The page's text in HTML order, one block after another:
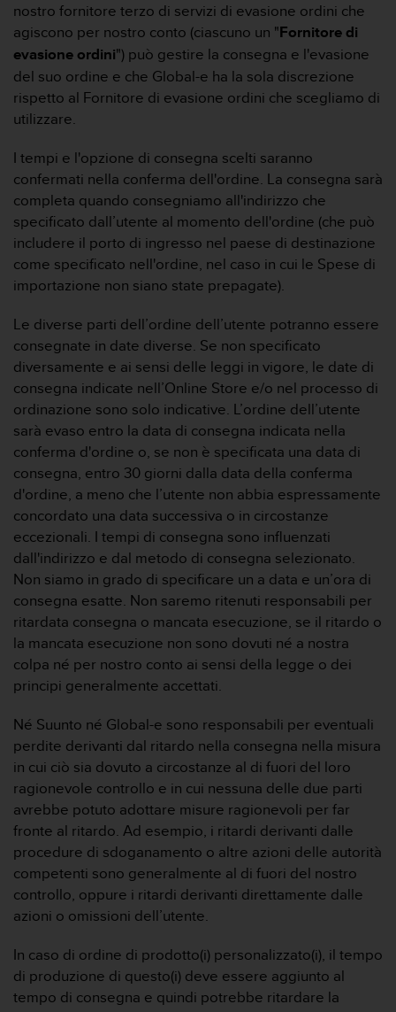
nostro fornitore terzo di servizi di evasione ordini che
agiscono per nostro conto (ciascuno un "Fornitore di
evasione ordini") può gestire la consegna e l'evasione
del suo ordine e che Global-e ha la sola discrezione
rispetto al Fornitore di evasione ordini che scegliamo di
utilizzare.
I tempi e l'opzione di consegna scelti saranno
confermati nella conferma dell'ordine. La consegna sarà
completa quando consegniamo all'indirizzo che
specificato dall’utente al momento dell'ordine (che può
includere il porto di ingresso nel paese di destinazione
come specificato nell'ordine, nel caso in cui le Spese di
importazione non siano state prepagate).
Le diverse parti dell’ordine dell’utente potranno essere
consegnate in date diverse. Se non specificato
diversamente e ai sensi delle leggi in vigore, le date di
consegna indicate nell’Online Store e/o nel processo di
ordinazione sono solo indicative. L’ordine dell’utente
sarà evaso entro la data di consegna indicata nella
conferma d'ordine o, se non è specificata una data di
consegna, entro 30 giorni dalla data della conferma
d'ordine, a meno che l’utente non abbia espressamente
concordato una data successiva o in circostanze
eccezionali. I tempi di consegna sono influenzati
dall'indirizzo e dal metodo di consegna selezionato.
Non siamo in grado di specificare un a data e un’ora di
consegna esatte. Non saremo ritenuti responsabili per
ritardata consegna o mancata esecuzione, se il ritardo o
la mancata esecuzione non sono dovuti né a nostra
colpa né per nostro conto ai sensi della legge o dei
principi generalmente accettati.
Né Suunto né Global-e sono responsabili per eventuali
perdite derivanti dal ritardo nella consegna nella misura
in cui ciò sia dovuto a circostanze al di fuori del loro
ragionevole controllo e in cui nessuna delle due parti
avrebbe potuto adottare misure ragionevoli per far
fronte al ritardo. Ad esempio, i ritardi derivanti dalle
procedure di sdoganamento o altre azioni delle autorità
competenti sono generalmente al di fuori del nostro
controllo, oppure i ritardi derivanti direttamente dalle
azioni o omissioni dell’utente.
In caso di ordine di prodotto(i) personalizzato(i), il tempo
di produzione di questo(i) deve essere aggiunto al
tempo di consegna e quindi potrebbe ritardare la